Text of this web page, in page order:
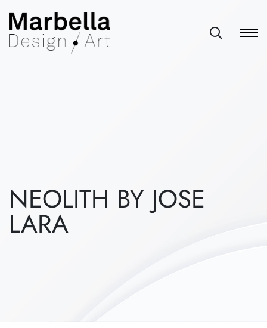
NEOLITH BY JOSE
LARA